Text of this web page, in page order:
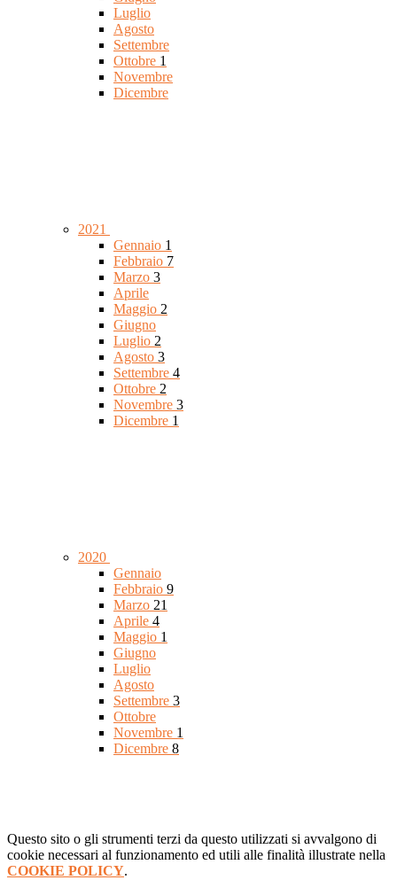
Luglio
Agosto
Settembre
Ottobre 1
Novembre
Dicembre
2021
Gennaio 1
Febbraio 7
Marzo 3
Aprile
Maggio 2
Giugno
Luglio 2
Agosto 3
Settembre 4
Ottobre 2
Novembre 3
Dicembre 1
2020
Gennaio
Febbraio 9
Marzo 21
Aprile 4
Maggio 1
Giugno
Luglio
Agosto
Settembre 3
Ottobre
Novembre 1
Dicembre 8
Questo sito o gli strumenti terzi da questo utilizzati si avvalgono di
cookie necessari al funzionamento ed utili alle finalità illustrate nella
COOKIE POLICY.